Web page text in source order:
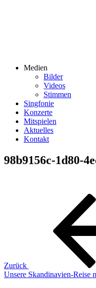
Medien
Bilder
Videos
Stimmen
Singfonie
Konzerte
Mitspielen
Aktuelles
Kontakt
98b9156c-1d80-
Beitragsnavigation
Zurück
Unsere Skandinavien-Reise